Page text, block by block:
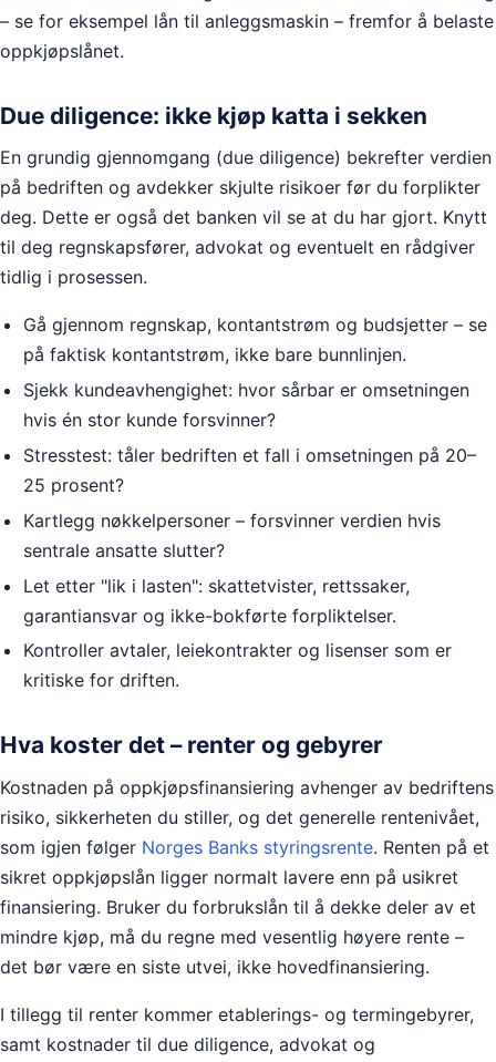
– se for eksempel lån til anleggsmaskin – fremfor å belaste
oppkjøpslånet.
Due diligence: ikke kjøp katta i sekken
En grundig gjennomgang (due diligence) bekrefter verdien
på bedriften og avdekker skjulte risikoer før du forplikter
deg. Dette er også det banken vil se at du har gjort. Knytt
til deg regnskapsfører, advokat og eventuelt en rådgiver
tidlig i prosessen.
Gå gjennom regnskap, kontantstrøm og budsjetter – se
på faktisk kontantstrøm, ikke bare bunnlinjen.
Sjekk kundeavhengighet: hvor sårbar er omsetningen
hvis én stor kunde forsvinner?
Stresstest: tåler bedriften et fall i omsetningen på 20–
25 prosent?
Kartlegg nøkkelpersoner – forsvinner verdien hvis
sentrale ansatte slutter?
Let etter "lik i lasten": skattetvister, rettssaker,
garantiansvar og ikke-bokførte forpliktelser.
Kontroller avtaler, leiekontrakter og lisenser som er
kritiske for driften.
Hva koster det – renter og gebyrer
Kostnaden på oppkjøpsfinansiering avhenger av bedriftens
risiko, sikkerheten du stiller, og det generelle rentenivået,
som igjen følger Norges Banks styringsrente. Renten på et
sikret oppkjøpslån ligger normalt lavere enn på usikret
finansiering. Bruker du forbrukslån til å dekke deler av et
mindre kjøp, må du regne med vesentlig høyere rente –
det bør være en siste utvei, ikke hovedfinansiering.
I tillegg til renter kommer etablerings- og termingebyrer,
samt kostnader til due diligence, advokat og